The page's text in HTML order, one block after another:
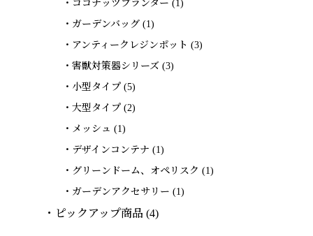
ココナッツプランター (1)
ガーデンバッグ(1)
アンティークレジンポット (3)
害獣対策器シリーズ(3)
小型タイプ(5)
大型タイプ(2)
メッシュ (1)
デザインコンテナ (1)
グリーンドーム、オペリスク (1)
ガーデンアクセサリー (1)
ピックアップ商品 (4)